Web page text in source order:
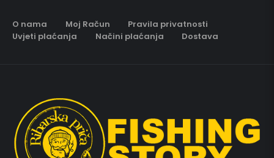
O nama Moj Račun
Pravila privatnosti
Uvjeti plaćanja
Načini plaćanja Dostava